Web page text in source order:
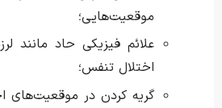
موقعیت‌هایی؛
علائم فیزیکی حاد مانند
اختلال تنفس؛
گریه کردن در موقعیت‌های